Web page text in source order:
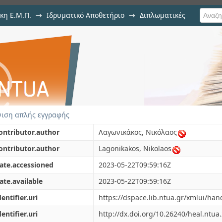
Ε.Μ.Π. → Ιδρυματικό Αποθετήριο → Διπλωματικές
χρήσης ζώνης
απλής εγγραφής
Λαγωνικάκος, Νικόλαος
Lagonikakos, Nikolaos
2023-05-22T09:59:16Z
2023-05-22T09:59:16Z
https://dspace.lib.ntua.gr/xmlui/
http://dx.doi.org/10.26240/